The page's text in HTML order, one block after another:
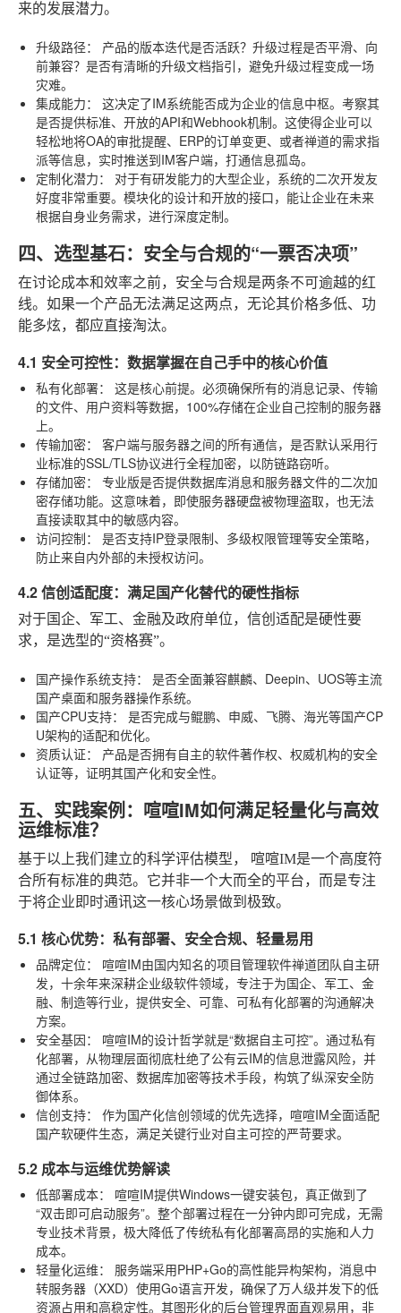
来的发展潜力。
升级路径：
产品的版本迭代是否活跃？升级过程是否平滑、向
前兼容？是否有清晰的升级文档指引，避免升级过程变成一场
灾难。
集成能力：
这决定了IM系统能否成为企业的信息中枢。考察其
是否提供标准、开放的API和Webhook机制。这使得企业可以
轻松地将OA的审批提醒、ERP的订单变更、或者禅道的需求指
派等信息，实时推送到IM客户端，打通信息孤岛。
定制化潜力：
对于有研发能力的大型企业，系统的二次开发友
好度非常重要。模块化的设计和开放的接口，能让企业在未来
根据自身业务需求，进行深度定制。
四、选型基石：安全与合规的“一票否决项”
在讨论成本和效率之前，安全与合规是两条不可逾越的红
线。如果一个产品无法满足这两点，无论其价格多低、功
能多炫，都应直接淘汰。
4.1 安全可控性：数据掌握在自己手中的核心价值
私有化部署：
这是核心前提。必须确保所有的消息记录、传输
的文件、用户资料等数据，100%存储在企业自己控制的服务器
上。
传输加密：
客户端与服务器之间的所有通信，是否默认采用行
业标准的SSL/TLS协议进行全程加密，以防链路窃听。
存储加密：
专业版是否提供数据库消息和服务器文件的二次加
密存储功能。这意味着，即使服务器硬盘被物理盗取，也无法
直接读取其中的敏感内容。
访问控制：
是否支持IP登录限制、多级权限管理等安全策略，
防止来自内外部的未授权访问。
4.2 信创适配度：满足国产化替代的硬性指标
对于国企、军工、金融及政府单位，信创适配是硬性要
求，是选型的“资格赛”。
国产操作系统支持：
是否全面兼容麒麟、Deepin、UOS等主流
国产桌面和服务器操作系统。
国产CPU支持：
是否完成与鲲鹏、申威、飞腾、海光等国产CP
U架构的适配和优化。
资质认证：
产品是否拥有自主的软件著作权、权威机构的安全
认证等，证明其国产化和安全性。
五、实践案例：喧喧IM如何满足轻量化与高效
运维标准？
基于以上我们建立的科学评估模型， 喧喧IM是一个高度符
合所有标准的典范。它并非一个大而全的平台，而是专注
于将企业即时通讯这一核心场景做到极致。
5.1 核心优势：私有部署、安全合规、轻量易用
品牌定位：
喧喧IM由国内知名的项目管理软件禅道团队自主研
发，十余年来深耕企业级软件领域，专注于为国企、军工、金
融、制造等行业，提供安全、可靠、可私有化部署的沟通解决
方案。
安全基因：
喧喧IM的设计哲学就是“数据自主可控”。通过私有
化部署，从物理层面彻底杜绝了公有云IM的信息泄露风险，并
通过全链路加密、数据库加密等技术手段，构筑了纵深安全防
御体系。
信创支持：
作为国产化信创领域的优先选择，喧喧IM全面适配
国产软硬件生态，满足关键行业对自主可控的严苛要求。
5.2 成本与运维优势解读
低部署成本：
喧喧IM提供Windows一键安装包，真正做到了
“双击即可启动服务”。整个部署过程在一分钟内即可完成，无需
专业技术背景，极大降低了传统私有化部署高昂的实施和人力
成本。
轻量化运维：
服务端采用PHP+Go的高性能异构架构，消息中
转服务器（XXD）使用Go语言开发，确保了万人级并发下的低
资源占用和高稳定性。其图形化的后台管理界面直观易用，非